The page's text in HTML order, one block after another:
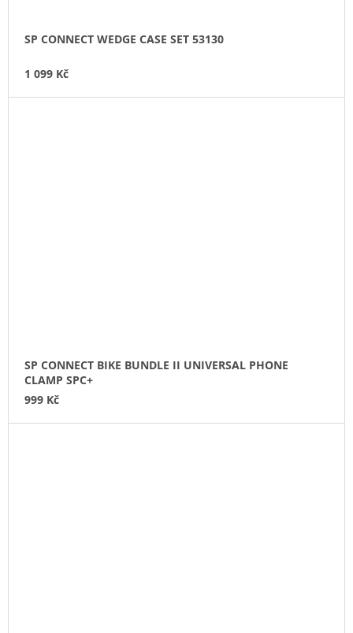
SP CONNECT WEDGE CASE SET 53130
1 099 Kč
SP CONNECT BIKE BUNDLE II UNIVERSAL PHONE
CLAMP SPC+
999 Kč